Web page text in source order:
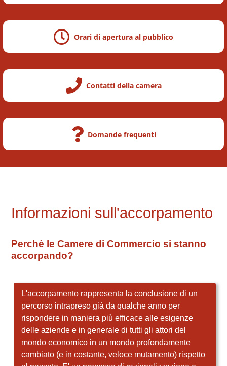
Orari di apertura al pubblico
Contatti della camera
Domande frequenti
Informazioni sull'accorpamento
Perchè le Camere di Commercio si stanno
accorpando?
L'accorpamento rappresenta la conclusione di un
percorso intrapreso già da qualche anno per
rispondere in maniera più efficace alle esigenze
delle aziende e in generale di tutti gli attori del
mondo economico in un mondo profondamente
cambiato (e in costante, veloce mutamento) rispetto